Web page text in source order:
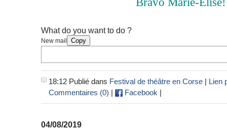
What do you want to do ?
New mail Copy
18:12 Publié dans Festival de théâtre en Corse | Lien
Commentaires (0) | Facebook |
04/08/2019